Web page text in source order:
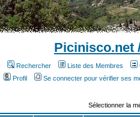
Picinisco.net
Rechercher Liste des Membres
Profil
Se connecter pour vérifier ses
Sélectionner la